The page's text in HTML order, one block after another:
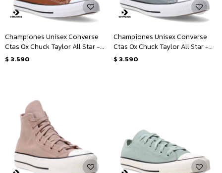
Championes Unisex Converse
Ctas Ox Chuck Taylor All Star -
Marrón - Blanco
$ 3.590
Championes Unisex Converse
Ctas Ox Chuck Taylor All Star -
Gris - Blanco
$ 3.590